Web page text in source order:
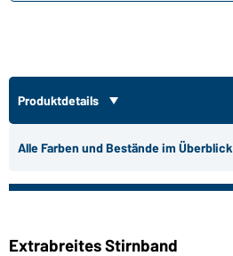
Produktdetails
Alle Farben und Bestände im Überblick
Extrabreites Stirnband